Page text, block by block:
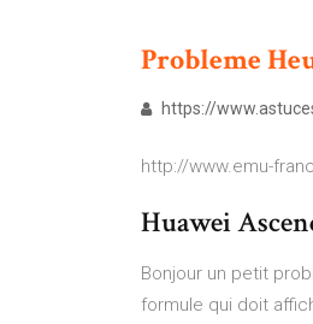
Probleme
https://
http://www.emu-
Huawei
Bonjour un petit
formule qui doit